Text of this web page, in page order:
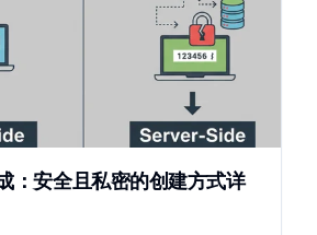
：安全且私密的创建方式详